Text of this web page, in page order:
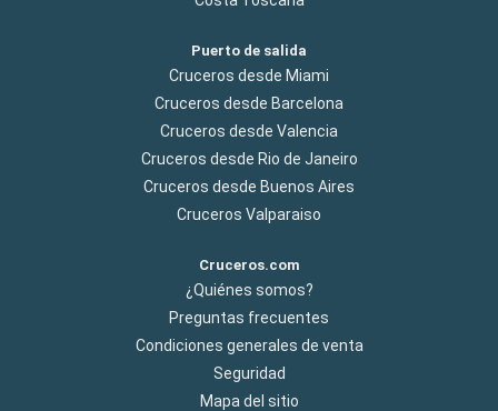
Puerto de salida
Cruceros desde Miami
Cruceros desde Barcelona
Cruceros desde Valencia
Cruceros desde Rio de Janeiro
Cruceros desde Buenos Aires
Cruceros Valparaiso
Cruceros.com
¿Quiénes somos?
Preguntas frecuentes
Condiciones generales de venta
Seguridad
Mapa del sitio